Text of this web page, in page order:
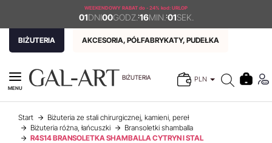
WEEKENDOWY RABAT do - 24% kod: URLOP
01DNI00GODZ. :16MIN. :00SEK.
BIŻUTERIA AKCESORIA, PÓŁFABRYKATY, PUDEŁKA
BIŻUTERIA PLN
MENU
Start
Biżuteria ze stali chirurgicznej, kamieni, pereł
Biżuteria różna, łańcuszki
Bransoletki shamballa
R4S14 BRANSOLETKA SHAMBALLA CYTRYN I STAL